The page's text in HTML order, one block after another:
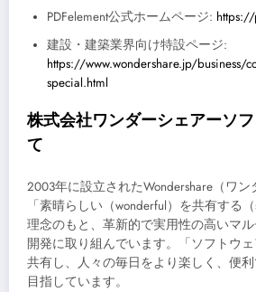
PDFelement公式ホームページ:
建設・建築業界向け特設ページ:
https://www.wondershare.jp/business/
special.html
株式会社ワンダーシェアーソ
て
2003年に設立されたWondershare（ワン
「素晴らしい（wonderful）を共有する
理念のもと、革新的で実用性の高いマ
開発に取り組んでいます。「ソフトウ
共有し、人々の毎日をより楽しく、便
目指しています。